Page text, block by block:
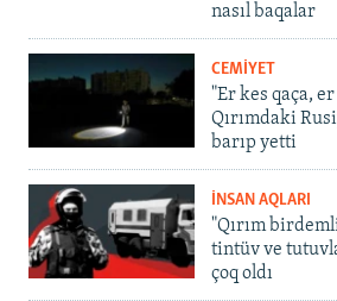
nasıl baqalar
CEMİYET
"Er kes qaça,
Qırımdaki
barıp yetti
İNSAN AQLARI
"Qırım
tintüv ve
çoq oldı